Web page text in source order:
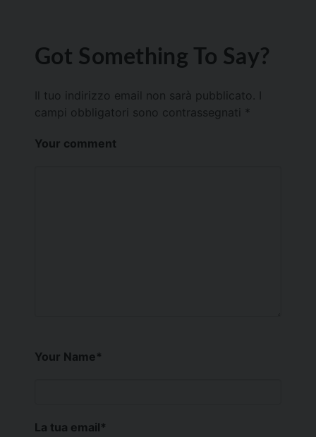
Got Something To Say?
Il tuo indirizzo email non sarà pubblicato.
campi obbligatori sono contrassegnati *
Your comment
Your Name*
La tua email*